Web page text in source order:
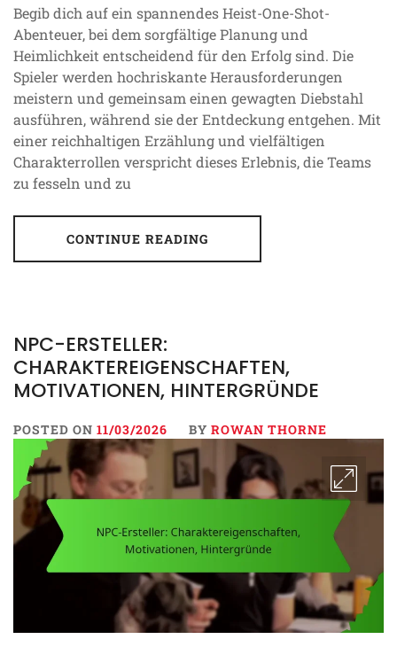
Begib dich auf ein spannendes Heist-One-Shot-
Abenteuer, bei dem sorgfältige Planung und
Heimlichkeit entscheidend für den Erfolg sind. Die
Spieler werden hochriskante Herausforderungen
meistern und gemeinsam einen gewagten Diebstahl
ausführen, während sie der Entdeckung entgehen. Mit
einer reichhaltigen Erzählung und vielfältigen
Charakterrollen verspricht dieses Erlebnis, die Teams
zu fesseln und zu
CONTINUE READING
NPC-ERSTELLER:
CHARAKTEREIGENSCHAFTEN,
MOTIVATIONEN, HINTERGRÜNDE
POSTED ON 11/03/2026 BY ROWAN THORNE